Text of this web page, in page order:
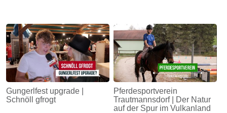
Gungerlfest upgrade |
Schnöll gfrogt
Pferdesportverein
Trautmannsdorf | Der Natur
auf der Spur im Vulkanland